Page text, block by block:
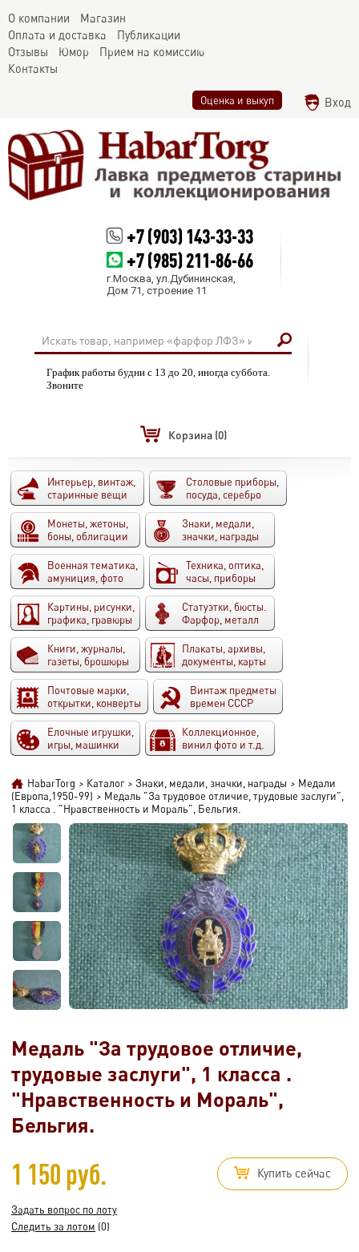
О компании
Магазин
Оплата и доставка
Публикации
Отзывы
Юмор
Прием на комиссию
Контакты
Оценка и выкуп Вход
+7 (903) 143-33-33
+7 (985) 211-86-66
г.Москва, ул.Дубининская,
Дом 71, строение 11
График работы будни с 13 до 20, иногда суббота.
Звоните
Корзина (0)
Интерьер, винтаж,
старинные вещи
Столовые приборы,
посуда, серебро
Монеты, жетоны,
боны, облигации
Знаки, медали,
значки, награды
Военная тематика,
амуниция, фото
Техника, оптика,
часы, приборы
Картины, рисунки,
графика, гравюры
Статуэтки, бюсты.
Фарфор, металл
Книги, журналы,
газеты, брошюры
Плакаты, архивы,
документы, карты
Почтовые марки,
открытки, конверты
Винтаж предметы
времен СССР
Елочные игрушки,
игры, машинки
Коллекционное,
винил фото и т.д.
HabarTorg > Каталог > Знаки, медали, значки, награды > Медали
(Европа,1950-99) > Медаль "За трудовое отличие, трудовые заслуги",
1 класса . "Нравственность и Мораль", Бельгия.
Медаль "За трудовое отличие,
трудовые заслуги", 1 класса .
"Нравственность и Мораль",
Бельгия.
1 150 руб. Купить сейчас
Задать вопрос по лоту
Следить за лотом (0)